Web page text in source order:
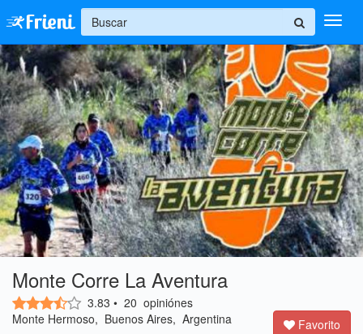
Ingresar
Inicio
Ayuda
+
Monte Corre La Aventura
3.83 • 20 opiniónes
Monte Hermoso, Buenos Aires, Argentina
Favorito